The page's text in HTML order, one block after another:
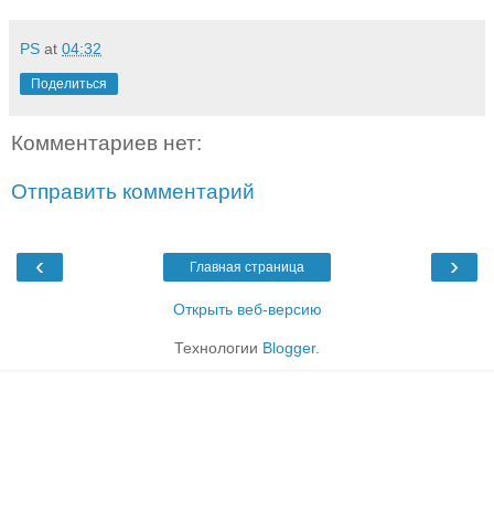
PS at 04:32
Поделиться
Комментариев нет:
Отправить комментарий
‹ ›
Главная страница
Открыть веб-версию
Технологии Blogger.